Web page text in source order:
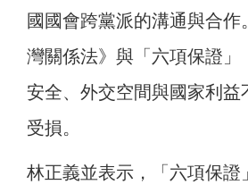
國國會跨黨派的溝通與合作
灣關係法》與「六項保證」
安全、外交空間與國家利益
受損。
林正義並表示，「六項保證